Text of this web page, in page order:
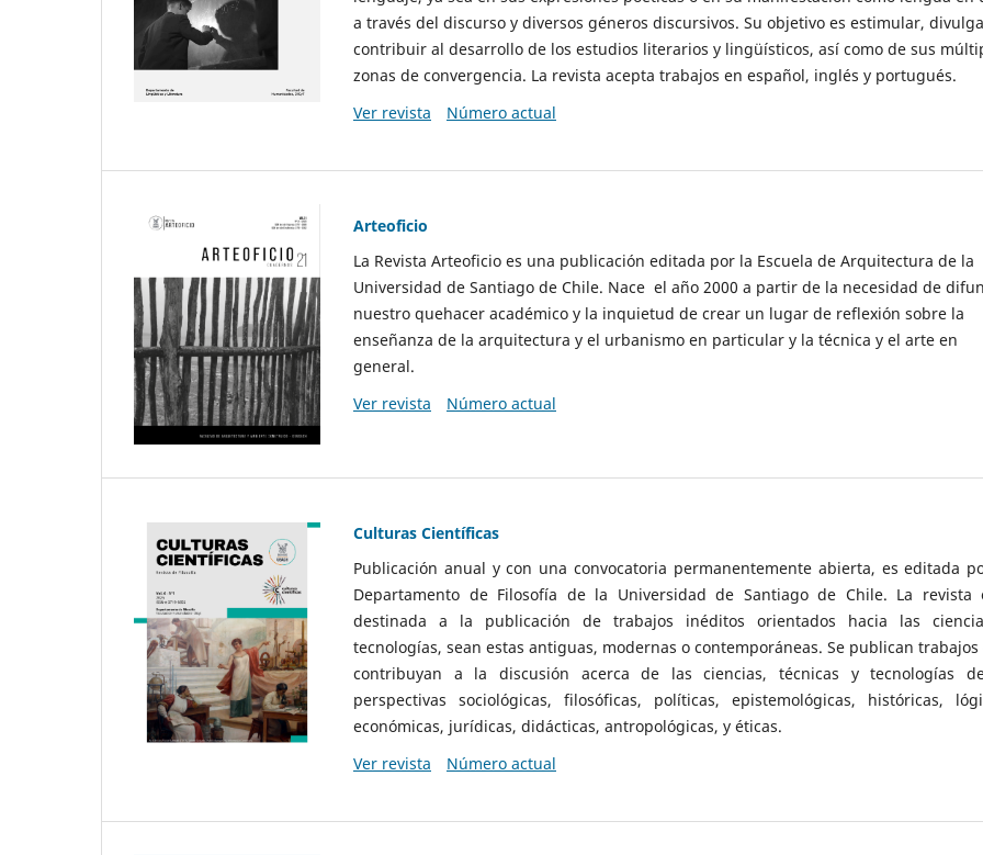
a través del discurso y diversos géneros discursivos. Su objetivo es estimular,
contribuir al desarrollo de los estudios literarios y lingüísticos, así como de sus
zonas de convergencia. La revista acepta trabajos en español, inglés y portugués.
Ver revista
Número actual
Arteoficio
La Revista Arteoficio es una publicación editada por la Escuela de Arquitectura de la
Universidad de Santiago de Chile. Nace el año 2000 a partir de la necesidad de
nuestro quehacer académico y la inquietud de crear un lugar de reflexión sobre la
enseñanza de la arquitectura y el urbanismo en particular y la técnica y el arte en
general.
Ver revista
Número actual
Culturas Científicas
Publicación anual y con una convocatoria permanentemente abierta, es editada
Departamento de Filosofía de la Universidad de Santiago de Chile. La revista
destinada a la publicación de trabajos inéditos orientados hacia las
tecnologías, sean estas antiguas, modernas o contemporáneas. Se publican
contribuyan a la discusión acerca de las ciencias, técnicas y tecnologías
perspectivas sociológicas, filosóficas, políticas, epistemológicas, históricas,
económicas, jurídicas, didácticas, antropológicas, y éticas.
Ver revista
Número actual